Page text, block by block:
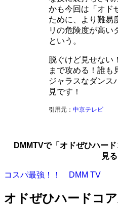
かも今回は「オド
ために、より難易
リの危険度が高い
という。
脱ぐけど見せない
まで攻める！誰も
ジャラスなダンス
見です！
引用元： 中京テレビ
DMMTVで「オドぜひハー
見る
コスパ最強！！ DMM TV
オドぜひハードコ